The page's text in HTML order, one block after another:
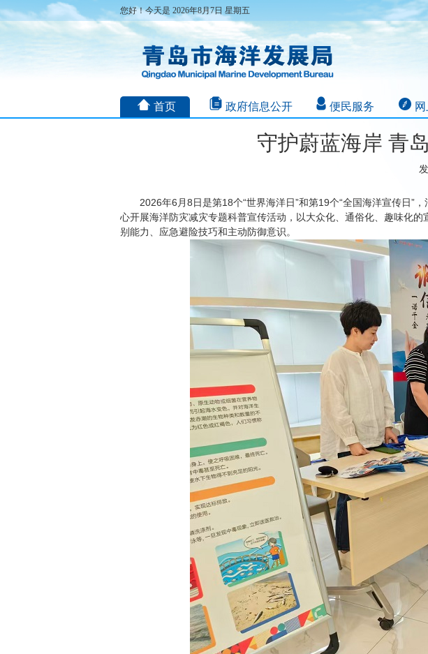
您好！今天是 2026年8月7日 星期五
首页 政府信息公开 便民服务
守护蔚蓝海岸 青
2026年6月8日是第18个“世界海洋日”和第19个“全国海洋宣传日”
心开展海洋防灾减灾专题科普宣传活动，以大众化、通俗化、趣味化
别能力、应急避险技巧和主动防御意识。